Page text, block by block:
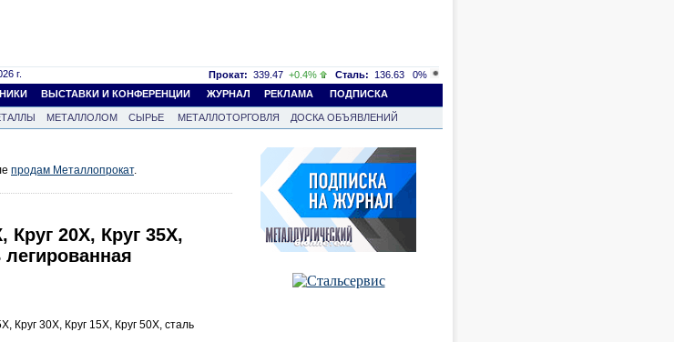
г. Прокат: 339.47 +0.4% Сталь: 136.63
0%
ВЫСТАВКИ И КОНФЕРЕНЦИИ ЖУРНАЛ РЕКЛАМА ПОДПИСКА
МЕТАЛЛОЛОМ СЫРЬЕ МЕТАЛЛОТОРГОВЛЯ
ДОСКА ОБЪЯВЛЕНИЙ
продам Металлопрокат.
Круг 20Х, Круг 35Х,
легированная
Круг 30Х, Круг 15Х, Круг 50Х, сталь